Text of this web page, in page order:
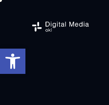
Ouvrir la barre d’outils